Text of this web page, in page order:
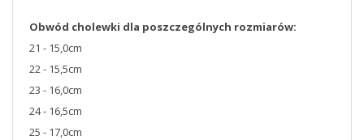
Obwód cholewki dla poszczególnych rozmiarów:
21 - 15,0cm
22 - 15,5cm
23 - 16,0cm
24 - 16,5cm
25 - 17,0cm